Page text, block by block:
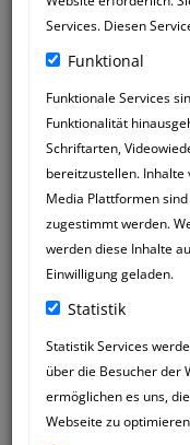
Services. Diesen
Funktional
Funktionale Services
Funktionalität
Schriftarten,
bereitzustellen. Inhalte
Media Plattformen
zugestimmt werden.
werden diese Inhalte
Einwilligung geladen.
Statistik
Statistik Services
über die Besucher der
ermöglichen es uns,
Webseite zu